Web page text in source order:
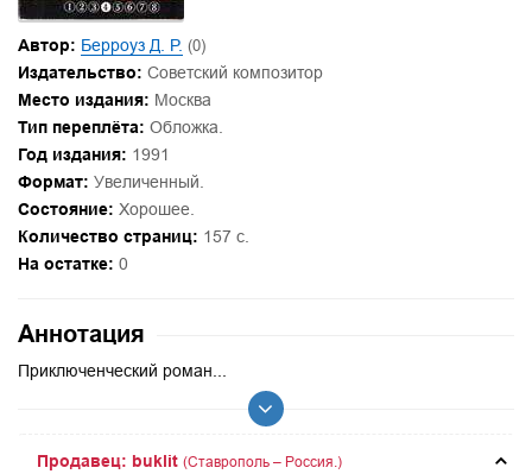
Автор: Берроуз Д. Р. (0)
Издательство: Советский композитор
Место издания: Москва
Тип переплёта: Обложка.
Год издания: 1991
Формат: Увеличенный.
Состояние: Хорошее.
Количество страниц: 157 с.
На остатке: 0
Аннотация
Приключенческий роман...
Продавец: buklit (Ставрополь – Россия.)